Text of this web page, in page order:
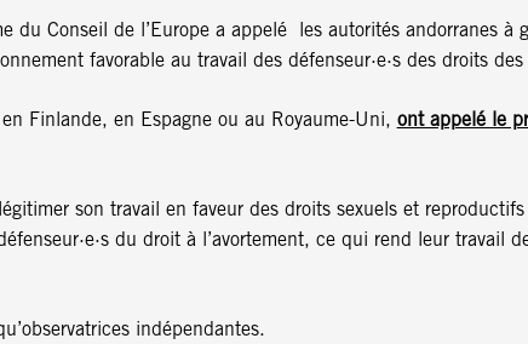
du Conseil de l’Europe a appelé les autorités andorranes à
favorable au travail des défenseur·e·s des droits
Finlande, en Espagne ou au Royaume-Uni, ont appelé le
son travail en faveur des droits sexuels et reproductifs
du droit à l’avortement, ce qui rend leur travail
indépendantes.